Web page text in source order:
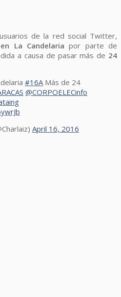
de la red social Twitter,
La Candelaria por parte de
a causa de pasar más de 24
#16A Más de 24
@CORPOELECinfo
April 16, 2016